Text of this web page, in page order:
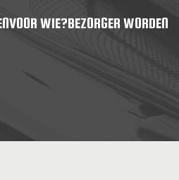
VOOR WIE?BEZORGER WORDEN